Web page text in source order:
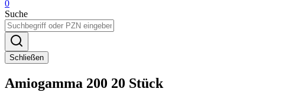
0
Suche
Schließen
Amiogamma 200 20 Stück